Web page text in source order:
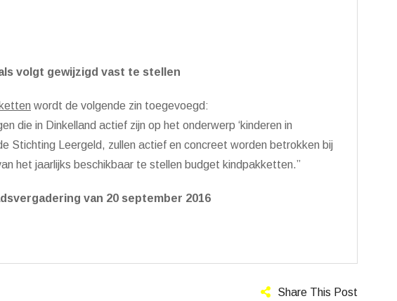
volgt gewijzigd vast te stellen
wordt de volgende zin toegevoegd:
die in Dinkelland actief zijn op het onderwerp ‘kinderen in
Stichting Leergeld, zullen actief en concreet worden betrokken bij
het jaarlijks beschikbaar te stellen budget kindpakketten.”
van 20 september 2016
Share This Post